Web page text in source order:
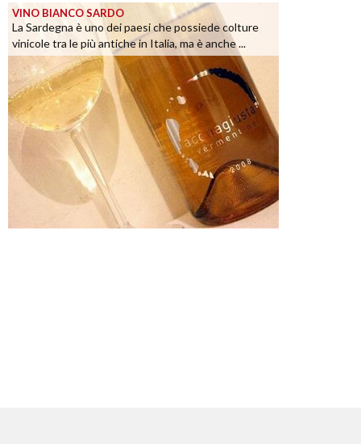
VINO BIANCO SARDO
La Sardegna è uno dei paesi che possiede colture
vinicole tra le più antiche in Italia, ma è anche ...